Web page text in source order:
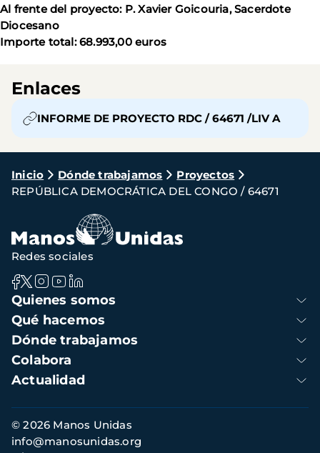
Al frente del proyecto: P. Xavier Goicouria, Sacerdote
Diocesano
Importe total: 68.993,00 euros
Enlaces
INFORME DE PROYECTO RDC / 64671 /LIV A
Ruta
de
navegación
Inicio Dónde trabajamos
Proyectos
REPÚBLICA DEMOCRÁTICA DEL CONGO / 64671
Navegación
principal
Quienes somos
Qué hacemos
Dónde trabajamos
Colabora
Actualidad
Redes sociales
Información
de
© 2026 Manos Unidas
info@manosunidas.org